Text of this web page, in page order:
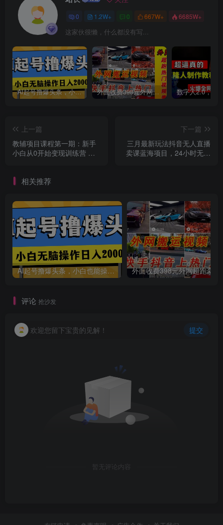
0 1.2W+ 0 667W+ 6685W+
这家伙很懒，什么都没有写...
AI起号撸爆头条，小白也能操作，日入2000+ 外面收费398元外网超跑豪车汽车视频搬运至快手抖音上热门项目
上一篇
教辅项目课程第一期：新手
小白从0开始变现训练营 私
下一篇
三月最新玩法抖音无人直播
卖课蓝海项目，24小时无人
相关推荐
AI起号撸爆头条，小白也能操作，日入2000+
评论 抢沙发
欢迎您留下宝贵的见解！ 提交
暂无评论内容